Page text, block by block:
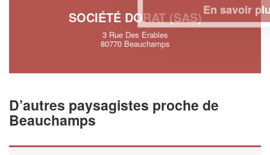
SOCIÉTÉ DORAT (SAS)
3 Rue Des Erables
80770 Beauchamps
D’autres paysagistes proche de
Beauchamps
En savoir plus